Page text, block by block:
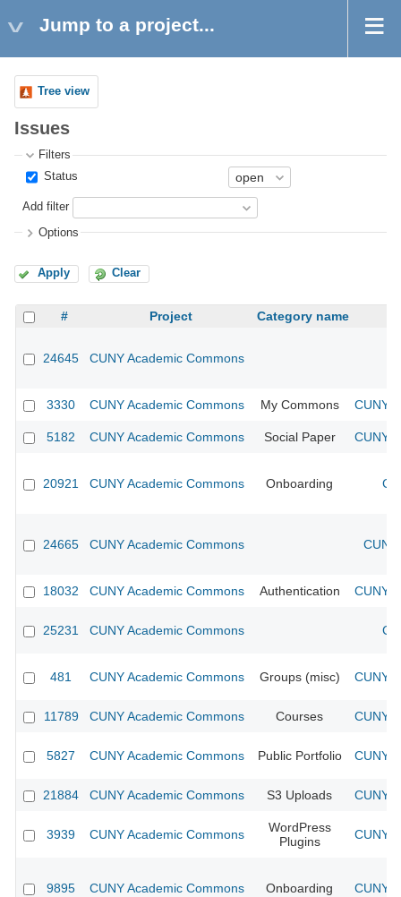
Jump to a project...
Tree view
Issues
Filters
Status
Add filter
Options
Apply Clear
# Project Category name
24645 CUNY Academic Commons
3330 CUNY Academic Commons My Commons CUNY
5182 CUNY Academic Commons Social Paper CUNY
20921 CUNY Academic Commons Onboarding
24665 CUNY Academic Commons
18032 CUNY Academic Commons Authentication CUNY
25231 CUNY Academic Commons
481 CUNY Academic Commons Groups (misc) CUNY
11789 CUNY Academic Commons Courses CUNY
5827 CUNY Academic Commons Public Portfolio CUNY
21884 CUNY Academic Commons S3 Uploads CUNY
3939 CUNY Academic Commons
WordPress
Plugins
CUNY
9895 CUNY Academic Commons Onboarding CUNY